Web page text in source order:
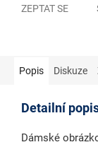
ZEPTAT SE
Popis Diskuze
Detailní
Dámské